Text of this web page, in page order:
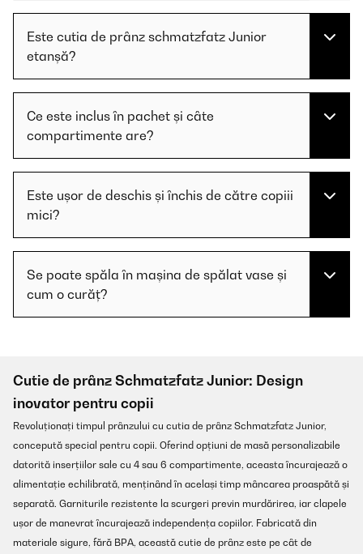
Este cutia de prânz schmatzfatz Junior
etanșă?
Ce este inclus în pachet și câte
compartimente are?
Este ușor de deschis și închis de către copiii
mici?
Se poate spăla în mașina de spălat vase și
cum o curăț?
Cutie de prânz Schmatzfatz Junior: Design
inovator pentru copii
Revoluționați timpul prânzului cu cutia de prânz Schmatzfatz Junior,
concepută special pentru copii. Oferind opțiuni de masă personalizabile
datorită inserțiilor sale cu 4 sau 6 compartimente, aceasta încurajează o
alimentație echilibrată, menținând în același timp mâncarea proaspătă și
separată. Garniturile rezistente la scurgeri previn murdărirea, iar clapele
ușor de manevrat încurajează independența copiilor. Fabricată din
materiale sigure, fără BPA, această cutie de prânz este pe cât de